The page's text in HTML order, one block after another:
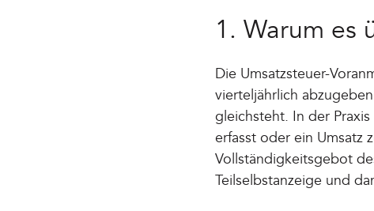
1. Warum es
Die Umsatzsteuer-
vierteljährlich
gleichsteht. In der
erfasst oder ein Umsatz
Vollständigkeitsgebot
Teilselbstanzeige und